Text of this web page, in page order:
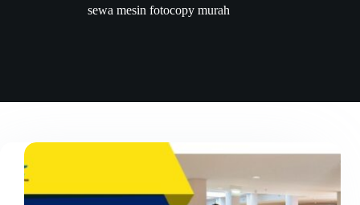
sewa mesin fotocopy murah